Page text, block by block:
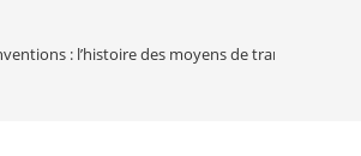
: l’histoire des moyens de transport